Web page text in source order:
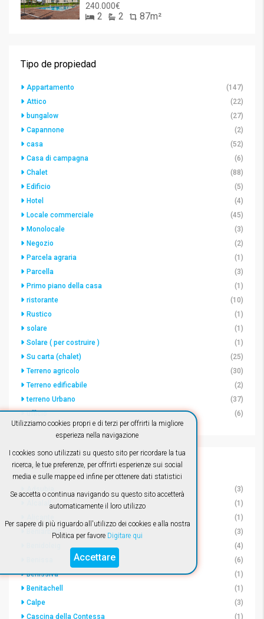
Utilizziamo cookies propri e di terzi per offrirti la migliore
esperieza nella navigazione
I cookies sono utilizzati su questo sito per ricordare la tua
ricerca, le tue preferenze, per offrirti esperienze sui social
media e sulle mappe ed infine per ottenere dati statistici
Se accetta o continua navigando su questo sito accetterà
automaticamente il loro utilizzo
Per sapere di più riguardo all'utilizzo dei cookies e alla nostra
Politica per favore Digitare qui
Accettare
240.000€
2 2 87m²
Tipo de propiedad
Appartamento
(147)
Attico
(22)
bungalow
(27)
Capannone
(2)
casa
(52)
Casa di campagna
(6)
Chalet
(88)
Edificio
(5)
Hotel
(4)
Locale commerciale
(45)
Monolocale
(3)
Negozio
(2)
Parcela agraria
(1)
Parcella
(3)
Primo piano della casa
(1)
ristorante
(10)
Rustico
(1)
solare
(1)
Solare ( per costruire )
(1)
Su carta (chalet)
(25)
Terreno agricolo
(30)
Terreno edificabile
(2)
terreno Urbano
(37)
ufficio
(6)
Ciudad
(3)
Alcalalí
(1)
(1)
Beniarbeig
(3)
(4)
(6)
Benissiva
(1)
Benitachell
(1)
Calpe
(3)
Cascina della Contessa
(1)